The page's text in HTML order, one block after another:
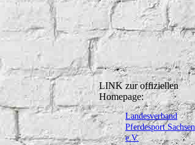
LINK zur offiziellen
Homepage:
Landesverband
Pferdesport Sachsen
e.V.